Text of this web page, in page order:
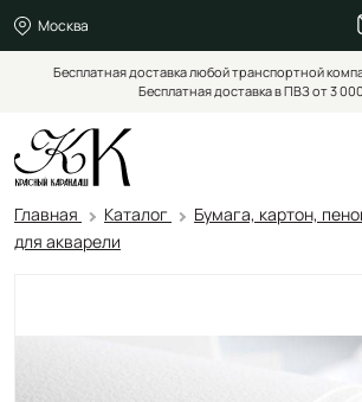
Москва
Бесплатная доставка любой транспортной
Бесплатная доставка в ПВЗ от 3
Главная Каталог Бумага, картон,
для акварели